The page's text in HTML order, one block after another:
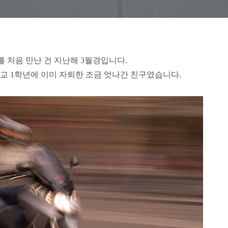
처음 만난 건 지난해 3월경입니다.
1학년에 이미 자퇴한 조금 엇나간 친구였습니다.